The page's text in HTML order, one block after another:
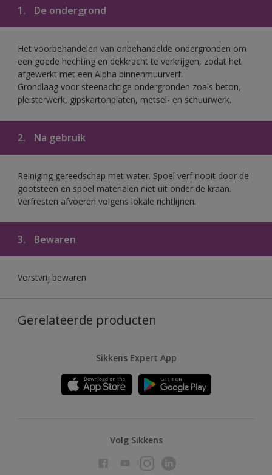
1. De ondergrond
Het voorbehandelen van onbehandelde ondergronden om
een goede hechting en dekkracht te verkrijgen, zodat het
afgewerkt met een Alpha binnenmuurverf.
Grondlaag voor steenachtige ondergronden zoals beton,
pleisterwerk, gipskartonplaten, metsel- en schuurwerk.
2. Na gebruik
Reiniging gereedschap met water. Spoel verf nooit door de
gootsteen en spoel materialen niet uit onder de kraan.
Verfresten afvoeren volgens lokale richtlijnen.
3. Bewaren
Vorstvrij bewaren
Gerelateerde producten
Sikkens Expert App
Volg Sikkens